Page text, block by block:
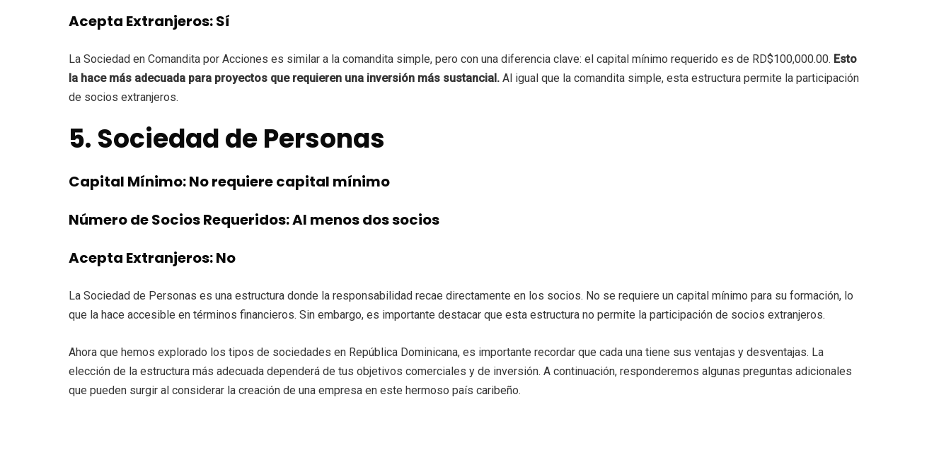
Acepta Extranjeros: Sí
La Sociedad en Comandita por Acciones es similar a la comandita simple, pero con una diferencia clave: el capital mínimo requerido es de RD$100,000.00. Esto
la hace más adecuada para proyectos que requieren una inversión más sustancial. Al igual que la comandita simple, esta estructura permite la participación
de socios extranjeros.
5. Sociedad de Personas
Capital Mínimo: No requiere capital mínimo
Número de Socios Requeridos: Al menos dos socios
Acepta Extranjeros: No
La Sociedad de Personas es una estructura donde la responsabilidad recae directamente en los socios. No se requiere un capital mínimo para su formación, lo
que la hace accesible en términos financieros. Sin embargo, es importante destacar que esta estructura no permite la participación de socios extranjeros.
Ahora que hemos explorado los tipos de sociedades en República Dominicana, es importante recordar que cada una tiene sus ventajas y desventajas. La
elección de la estructura más adecuada dependerá de tus objetivos comerciales y de inversión. A continuación, responderemos algunas preguntas adicionales
que pueden surgir al considerar la creación de una empresa en este hermoso país caribeño.